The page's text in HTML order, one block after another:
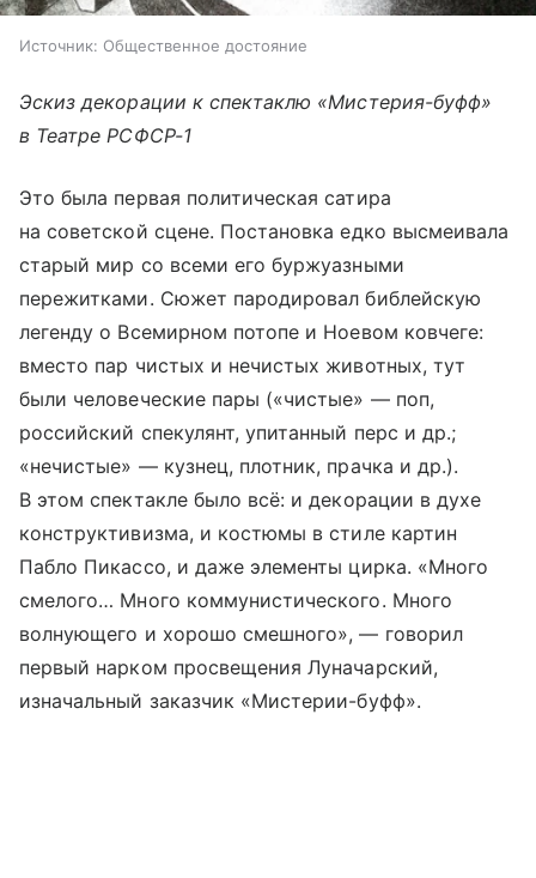
Источник: Общественное достояние
Эскиз декорации к спектаклю «Мистерия-буфф»
в Театре РСФСР-1
Это была первая политическая сатира
на советской сцене. Постановка едко высмеивала
старый мир со всеми его буржуазными
пережитками. Сюжет пародировал библейскую
легенду о Всемирном потопе и Ноевом ковчеге:
вместо пар чистых и нечистых животных, тут
были человеческие пары («чистые» — поп,
российский спекулянт, упитанный перс и др.;
«нечистые» — кузнец, плотник, прачка и др.).
В этом спектакле было всё: и декорации в духе
конструктивизма, и костюмы в стиле картин
Пабло Пикассо, и даже элементы цирка. «Много
смелого… Много коммунистического. Много
волнующего и хорошо смешного», — говорил
первый нарком просвещения Луначарский,
изначальный заказчик «Мистерии-буфф».